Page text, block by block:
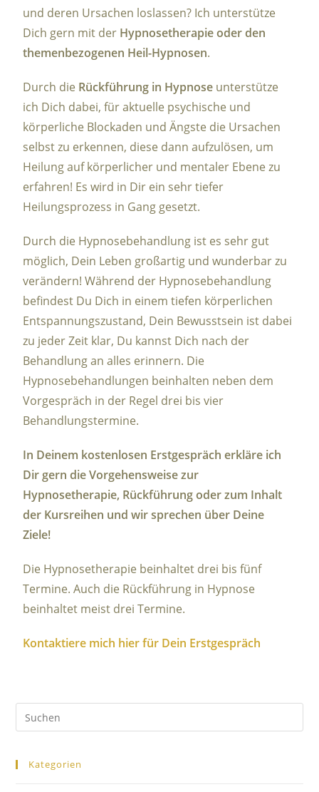
und deren Ursachen loslassen? Ich unterstütze
Dich gern mit der Hypnosetherapie oder den
themenbezogenen Heil-Hypnosen.
Durch die Rückführung in Hypnose unterstütze
ich Dich dabei, für aktuelle psychische und
körperliche Blockaden und Ängste die Ursachen
selbst zu erkennen, diese dann aufzulösen, um
Heilung auf körperlicher und mentaler Ebene zu
erfahren! Es wird in Dir ein sehr tiefer
Heilungsprozess in Gang gesetzt.
Durch die Hypnosebehandlung ist es sehr gut
möglich, Dein Leben großartig und wunderbar zu
verändern! Während der Hypnosebehandlung
befindest Du Dich in einem tiefen körperlichen
Entspannungszustand, Dein Bewusstsein ist dabei
zu jeder Zeit klar, Du kannst Dich nach der
Behandlung an alles erinnern. Die
Hypnosebehandlungen beinhalten neben dem
Vorgespräch in der Regel drei bis vier
Behandlungstermine.
In Deinem kostenlosen Erstgespräch erkläre ich
Dir gern die Vorgehensweise zur
Hypnosetherapie, Rückführung oder zum Inhalt
der Kursreihen und wir sprechen über Deine
Ziele!
Die Hypnosetherapie beinhaltet drei bis fünf
Termine. Auch die Rückführung in Hypnose
beinhaltet meist drei Termine.
Kontaktiere mich hier für Dein Erstgespräch
Kategorien